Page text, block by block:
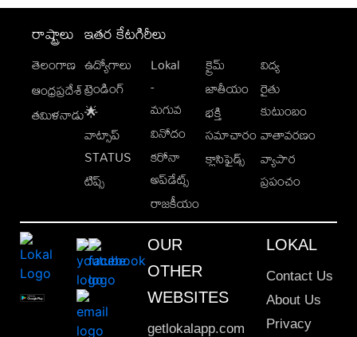
రాష్ట్రాలు
తెలంగాణ
ఆంధ్రప్రదేశ్
తమిళనాడు
ఇతర కేటగిరీలు
ఉద్యోగాలు
ట్రెండింగ్
🌟
వాట్సాప్
STATUS
టిప్స్
Lokal
-
మగువ
వినోదం
కరోనా
అప్‌డేట్స్
రాజకీయం
క్రైమ్
జాతీయం
భక్తి
సమాచారం
క్లాసిఫైడ్స్
విద్య
రైతు
కుటుంబం
వాతావరణం
వ్యాపార
ప్రపంచం
OUR
OTHER
WEBSITES
getlokalapp.com
LOKAL
Contact Us
About Us
Privacy